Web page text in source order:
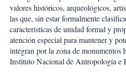
valores históricos, arqueológicos,
las que, sin estar formalmente
características de unidad formal y
atención especial para mantener y
integran por la zona de monumentos
Instituto Nacional de Antropología e